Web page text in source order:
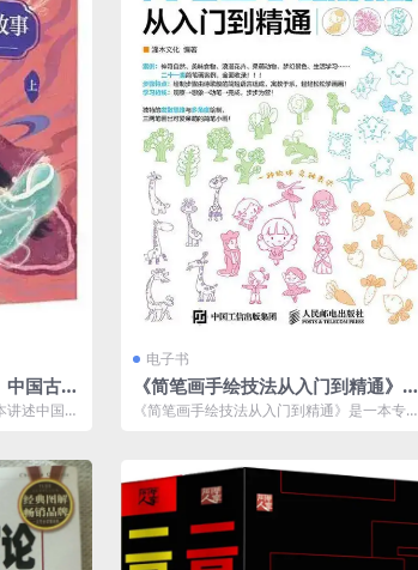
中国古代
讲述中国古
电子书
《简笔画手绘技法从入门到精通》三
两笔画出简笔画[pdf]
《简笔画手绘技法从入门到精通》是一本专为